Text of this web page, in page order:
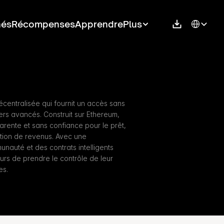
RécompensesApprendrePlus Select
qui fournit un accès sans
avancés. Construit sur Ethereum,
et sans confiance pour le prêt,
de revenus. Avec une
et des contrats intelligents
de prendre le contrôle de leur